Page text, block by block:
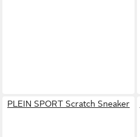
PLEIN SPORT Scratch Sneaker